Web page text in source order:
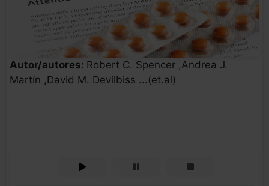
Autor/autores: Robert C. Spencer ,Andrea J.
Martín ,David M. Devilbiss ...(et.al)